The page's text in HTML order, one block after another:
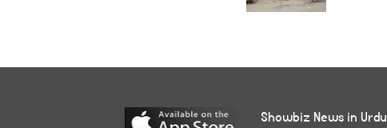
Showbiz News in Urdu